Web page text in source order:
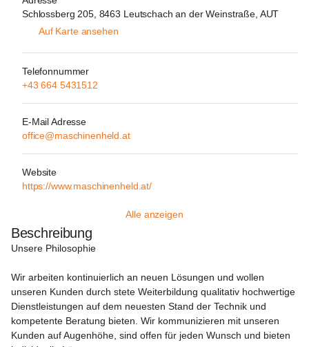
Schlossberg 205, 8463 Leutschach an der Weinstraße, AUT
Auf Karte ansehen
Telefonnummer
+43 664 5431512
E-Mail Adresse
office@maschinenheld.at
Website
https://www.maschinenheld.at/
Alle anzeigen
Beschreibung
Unsere Philosophie
Wir arbeiten kontinuierlich an neuen Lösungen und wollen
unseren Kunden durch stete Weiterbildung qualitativ hochwertige
Dienstleistungen auf dem neuesten Stand der Technik und
kompetente Beratung bieten. Wir kommunizieren mit unseren
Kunden auf Augenhöhe, sind offen für jeden Wunsch und bieten